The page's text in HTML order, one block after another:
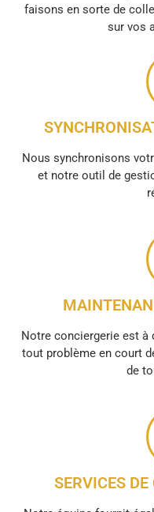
faisons en sorte de
sur vos
Nous synchronisons
et notre outil de
Notre conciergerie est
tout problème en court
de
SERVICES